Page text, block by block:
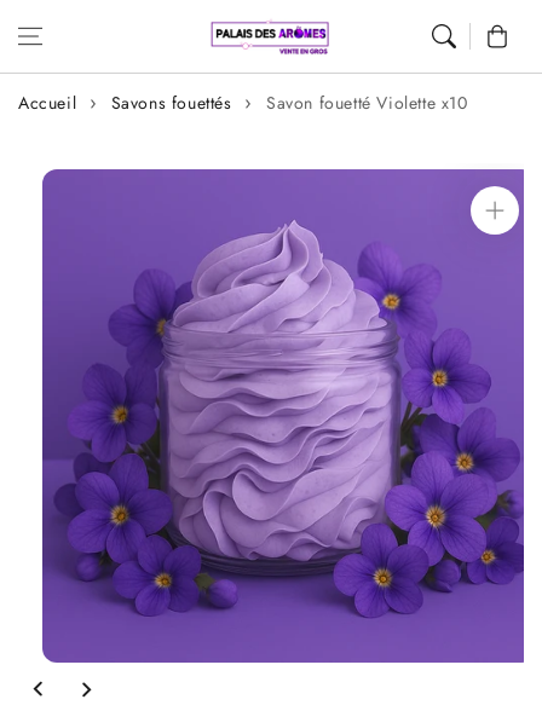
contenu
Panier
Accueil Savons fouettés Savon fouetté Violette x10
informations
le